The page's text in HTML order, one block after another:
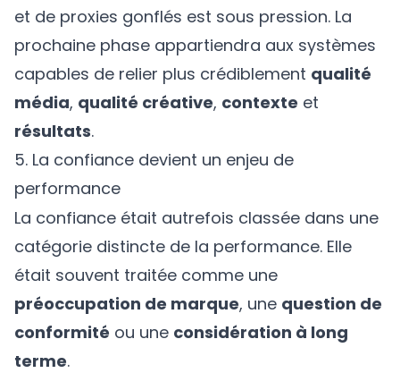
et de proxies gonflés est sous pression. La
prochaine phase appartiendra aux systèmes
capables de relier plus crédiblement qualité
média, qualité créative, contexte et
résultats.
5. La confiance devient un enjeu de
performance
La confiance était autrefois classée dans une
catégorie distincte de la performance. Elle
était souvent traitée comme une
préoccupation de marque, une question de
conformité ou une considération à long
terme.